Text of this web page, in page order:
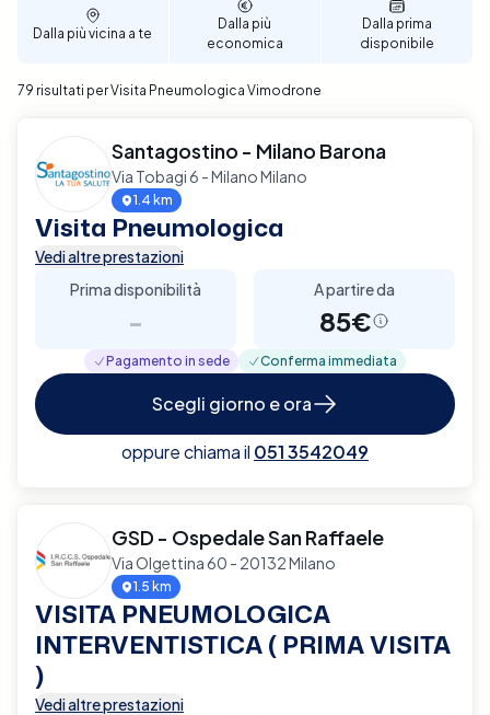
Dalla più vicina a te
Dalla più
economica
Dalla prima
disponibile
79 risultati per Visita Pneumologica Vimodrone
Santagostino - Milano Barona
Via Tobagi 6 - Milano Milano
1.4 km
Visita Pneumologica
Vedi altre prestazioni
Prima disponibilità
-
A partire da
85€
Pagamento in sede Conferma immediata
Scegli giorno e ora
oppure chiama il 051 3542049
GSD - Ospedale San Raffaele
Via Olgettina 60 - 20132 Milano
1.5 km
VISITA PNEUMOLOGICA
INTERVENTISTICA ( PRIMA VISITA
)
Vedi altre prestazioni